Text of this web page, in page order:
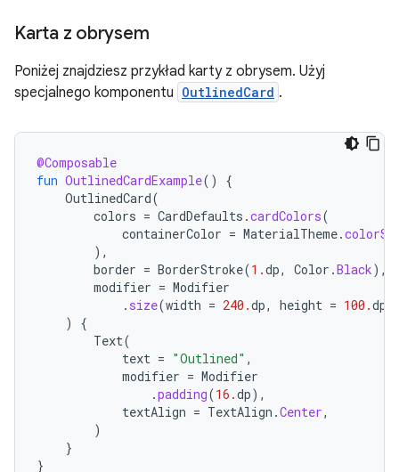
Karta z obrysem
Poniżej znajdziesz przykład karty z obrysem. Użyj
specjalnego komponentu OutlinedCard .
@Composable
fun OutlinedCardExample()
{
OutlinedCard(
colors = CardDefaults .cardColors(
containerColor = MaterialTheme.
),
border = BorderStroke(1.dp, Color .Black),
modifier = Modifier
. size(width = 240.dp, height = 100.dp
)
{
Text(
text = "Outlined" ,
modifier = Modifier
.padding(16.dp),
textAlign = TextAlign .Center,
)
}
}